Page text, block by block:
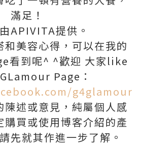
滿足！
APIVITA提供。
和美容心得，可以在我的
看到呢^ ^歡迎 大家like
Page：
g4glamour
陳述或意見，純屬個人感
購買或使用博客介紹的產
先就其作進一步了解。